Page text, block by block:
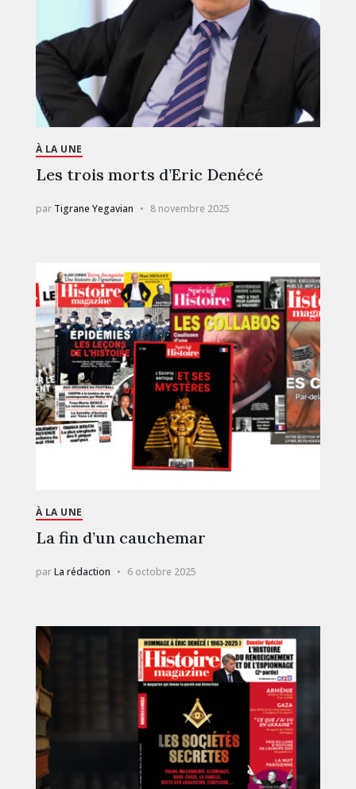
À LA UNE
Les trois morts d’Eric Denécé
par Tigrane Yegavian 8 novembre 2025
À LA UNE
La fin d’un cauchemar
parLa rédaction 6 octobre 2025